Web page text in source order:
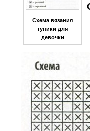
Схема вязания
туники для
девочки